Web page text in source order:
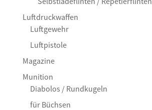
Luftdruckwaffen
Luftgewehr
Luftpistole
Magazine
Munition
Diabolos / Rundkugeln
für Büchsen